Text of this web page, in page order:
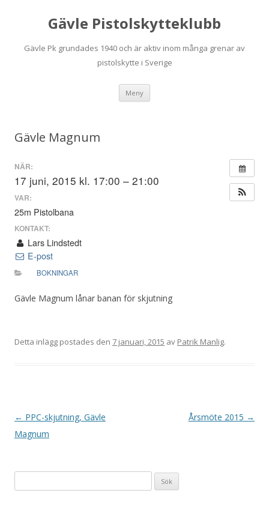
Gävle Pistolskytteklubb
Gävle Pk grundades 1940 och är aktiv inom många grenar av
pistolskytte i Sverige
Meny
Gävle Magnum
NÄR:
17 juni, 2015 kl. 17:00 – 21:00
VAR:
25m Pistolbana
KONTAKT:
Lars Lindstedt
E-post
BOKNINGAR
Gävle Magnum lånar banan för skjutning
Detta inlägg postades den 7 januari, 2015 av Patrik Manlig.
I
n
← PPC-skjutning, Gävle
Magnum
Årsmöte 2015 →
efter: